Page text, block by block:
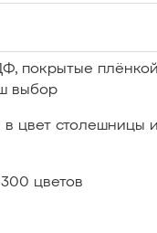
покрытые
выбор
цвет столешницы
цветов